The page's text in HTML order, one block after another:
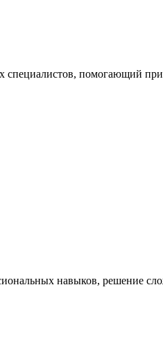
помогающий
навыков, решение